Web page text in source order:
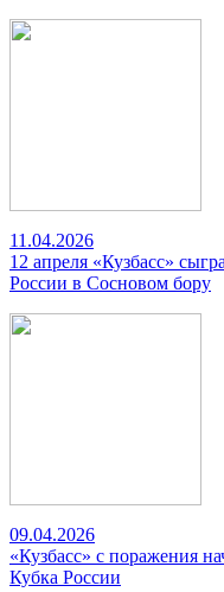
11.04.2026
12 апреля «Кузбасс»
России в Сосновом бору
09.04.2026
«Кузбасс» с поражения
Кубка России